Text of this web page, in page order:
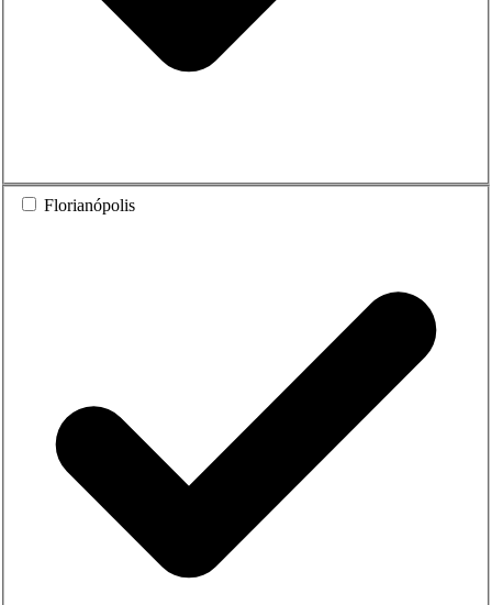
Florianópolis